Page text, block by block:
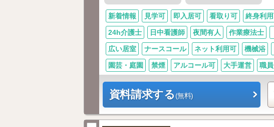
新着情報 見学可 即入居可 看取り可 終身利
24h介護士 日中看護師 夜間有人 作業療法士
広い居室 ナースコール ネット利用可 機械浴
園芸・庭園 禁煙 アルコール可 大手運営 職
資料請求する(無料)